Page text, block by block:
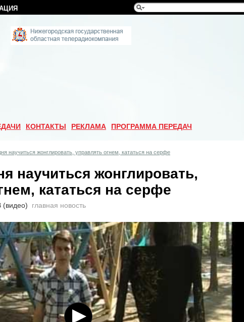
КОНТАКТЫ РЕКЛАМА ПРОГРАММА ПЕРЕДАЧ
научиться жонглировать, управлять огнем, кататься на серфе
научиться жонглировать,
кататься на серфе
главная новость